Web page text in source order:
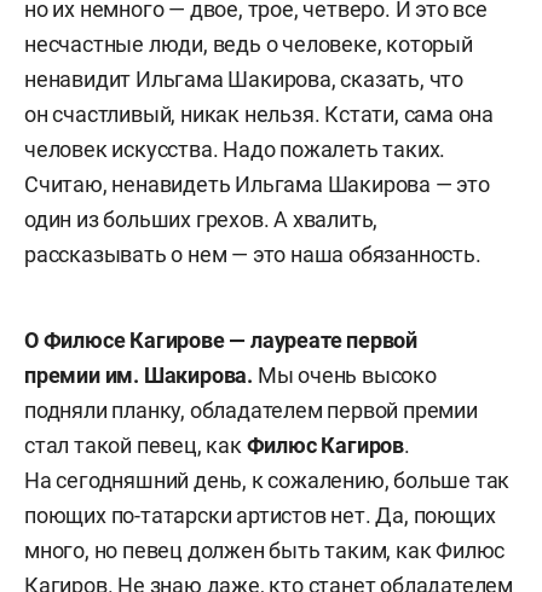
но их немного — двое, трое, четверо. И это все
несчастные люди, ведь о человеке, который
ненавидит Ильгама Шакирова, сказать, что
он счастливый, никак нельзя. Кстати, сама она
человек искусства. Надо пожалеть таких.
Считаю, ненавидеть Ильгама Шакирова — это
один из больших грехов. А хвалить,
рассказывать о нем — это наша обязанность.
О Филюсе Кагирове — лауреате первой
премии им. Шакирова. Мы очень высоко
подняли планку, обладателем первой премии
стал такой певец, как Филюс Кагиров.
На сегодняшний день, к сожалению, больше так
поющих по-татарски артистов нет. Да, поющих
много, но певец должен быть таким, как Филюс
Кагиров. Не знаю даже, кто станет обладателем